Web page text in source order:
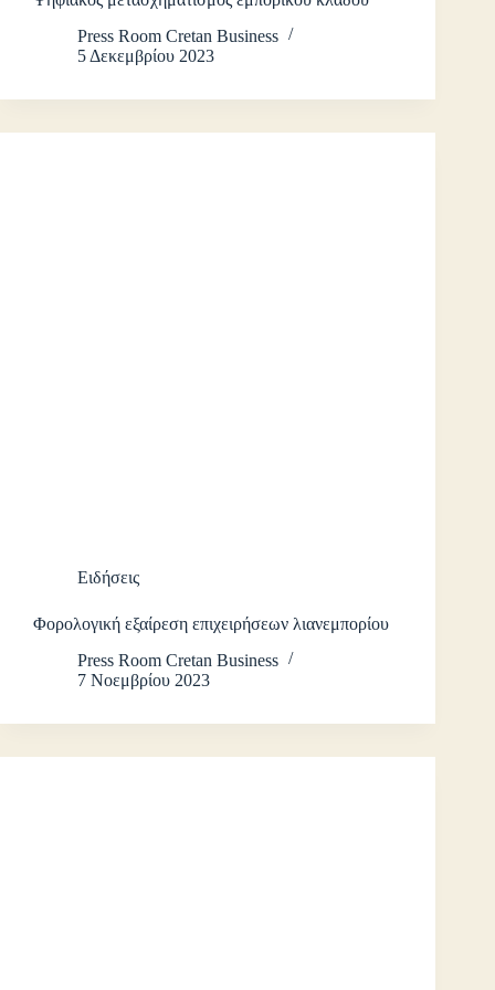
Press Room Cretan Business
5 Δεκεμβρίου 2023
Ειδήσεις
Φορολογική εξαίρεση επιχειρήσεων λιανεμπορίου
Press Room Cretan Business
7 Νοεμβρίου 2023